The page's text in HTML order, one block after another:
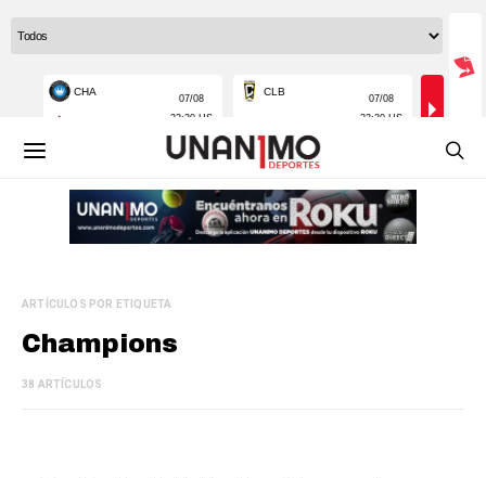
ARTÍCULOS POR ETIQUETA
Champions
38 ARTÍCULOS